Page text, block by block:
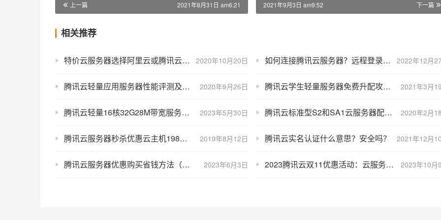
上一篇 2021年8月31日 am6:21 下一篇
2021年9月3日 am9:52
相关推荐
2020年10月20日
特价云服务器选择阿里云或腾讯云都不错 2022年12月
如何连接腾讯云服务器？远程登录教程
2020年9月26日
腾讯云轻量应用服务器性能评测及测试IP网络延迟 2021年3月
腾讯云学生轻量服务器免费升配攻略（60G SSD系统盘不支持升级）
2023年5月30日
腾讯云轻量16核32G28M带宽服务器CPU流量性能测评 2020年2月
腾讯云标准型S2和SA1云服务器配置性能有什么区别？
2019年8月12日
腾讯云服务器秒杀优惠云主机198元一年 2021年12月
腾讯云实名认证什么意思？安全吗？
2023年6月3日
腾讯云服务器优惠购买省钱方法（超划算） 2023年10月
2023腾讯云双11优惠活动：云服务器轻量和CVM报价表